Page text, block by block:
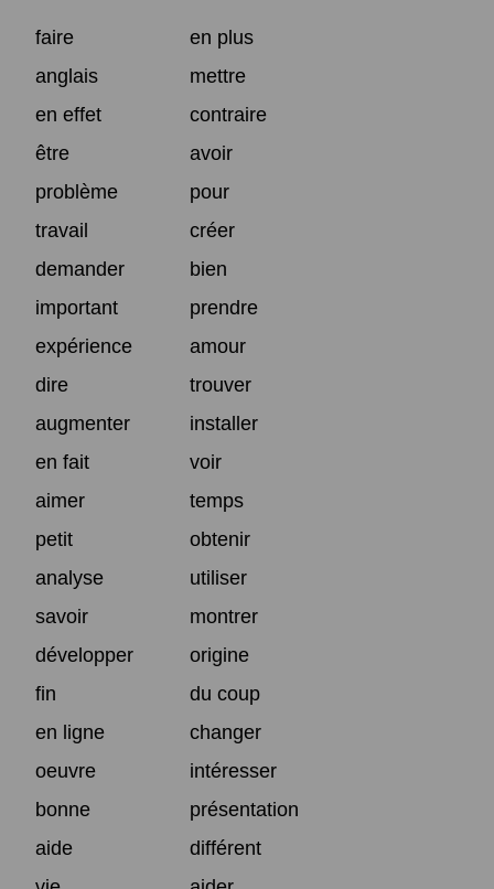
faire
en plus
anglais
mettre
en effet
contraire
être
avoir
problème
pour
travail
créer
demander
bien
important
prendre
expérience
amour
dire
trouver
augmenter
installer
en fait
voir
aimer
temps
petit
obtenir
analyse
utiliser
savoir
montrer
développer
origine
fin
du coup
en ligne
changer
oeuvre
intéresser
bonne
présentation
aide
différent